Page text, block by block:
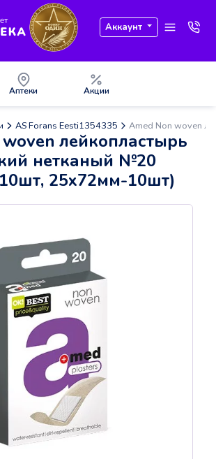
Аккаунт
Аптеки Акции
AS Forans Eesti1354335 Amed Non woven
лейкопластырь
нетканый №20
25х72мм-10шт)